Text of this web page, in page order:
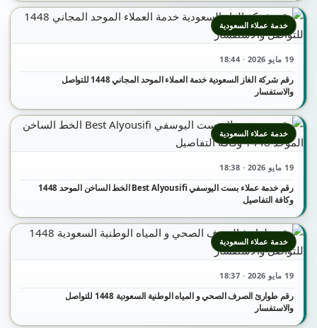
19 مايو 2026 · 18:44
رقم شركة الغاز السعودية خدمة العملاء الموحد المجاني 1448 للتواصل
والاستفسار
خدمة عملاء السعودية
19 مايو 2026 · 18:38
رقم خدمة عملاء بست اليوسفي Best Alyousifi الخط الساخن الموحد 1448
وكافة التفاصيل
خدمة عملاء السعودية
19 مايو 2026 · 18:37
رقم طوارئ الصرف الصحي و المياه الوطنية السعودية 1448 للتواصل
والاستفسار
خدمة عملاء السعودية